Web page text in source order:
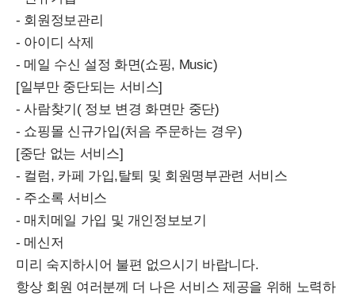
- 회원정보관리
- 아이디 삭제
- 메일 수신 설정 화면(쇼핑, Music)
[일부만 중단되는 서비스]
- 사람찾기( 정보 변경 화면만 중단)
- 쇼핑몰 신규가입(처음 주문하는 경우)
[중단 없는 서비스]
- 컬럼, 카페 가입,탈퇴 및 회원명부관련 서비스
- 주소록 서비스
- 매치메일 가입 및 개인정보보기
- 메신저
미리 숙지하시어 불편 없으시기 바랍니다.
항상 회원 여러분께 더 나은 서비스 제공을 위해 노력하